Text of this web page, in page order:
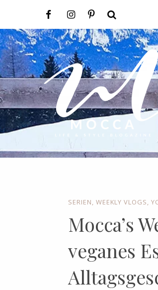
SERIEN WEEKLY VLOGS
Mocca’s
veganes